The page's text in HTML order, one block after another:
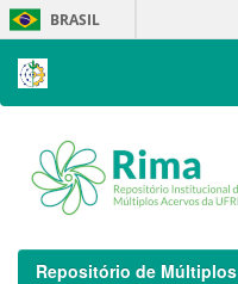
Skip
navigation
BRASIL
Repositório de